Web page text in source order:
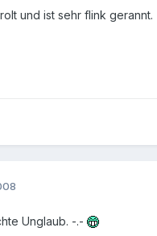
und ist sehr flink gerannt.
Unglaub. -.-